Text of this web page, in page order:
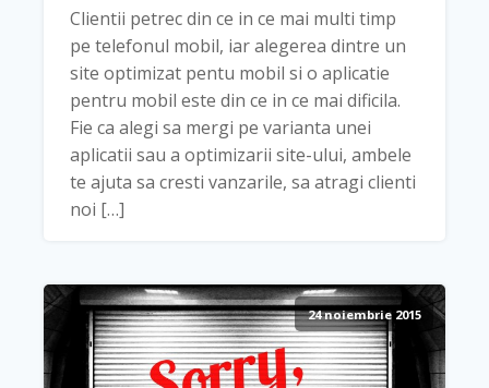
Clientii petrec din ce in ce mai multi timp
pe telefonul mobil, iar alegerea dintre un
site optimizat pentu mobil si o aplicatie
pentru mobil este din ce in ce mai dificila.
Fie ca alegi sa mergi pe varianta unei
aplicatii sau a optimizarii site-ului, ambele
te ajuta sa cresti vanzarile, sa atragi clienti
noi […]
24 noiembrie 2015